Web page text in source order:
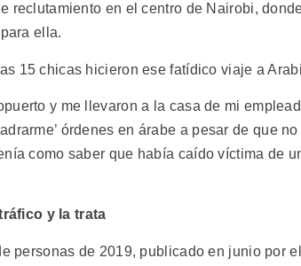
reclutamiento en el centro de Nairobi,
ella.
15 chicas hicieron ese fatídico viaje a
y me llevaron a la casa de mi
órdenes en árabe a pesar de que
como saber que había caído víctima de
y la trata
personas de 2019, publicado en junio por